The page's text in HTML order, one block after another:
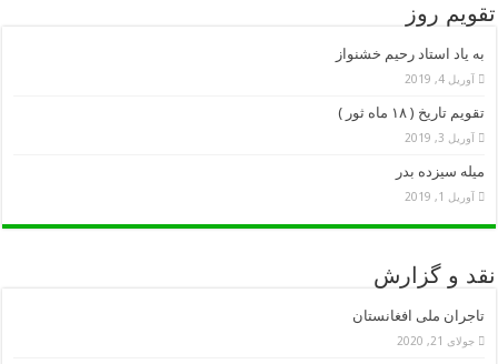
تقویم روز
به یاد استاد رحیم خشنواز
آوریل 4, 2019
تقویم تاریخ ( ۱۸ ماه ثور )
آوریل 3, 2019
میله سیزده بدر
آوریل 1, 2019
نقد و گزارش
تاجران ملی افغانستان
جولای 21, 2020